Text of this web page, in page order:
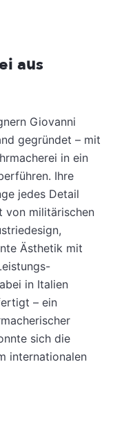
aus
Giovanni
gegründet – mit
in ein
Ihre
jedes Detail
von militärischen
Ästhetik mit
in Italien
– ein
sich die
internationalen